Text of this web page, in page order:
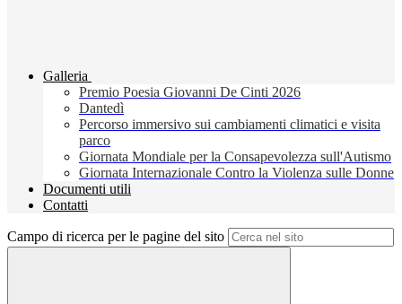
Galleria
Premio Poesia Giovanni De Cinti 2026
Dantedì
Percorso immersivo sui cambiamenti climatici e visita
parco
Giornata Mondiale per la Consapevolezza sull'Autismo
Giornata Internazionale Contro la Violenza sulle Donne
Documenti utili
Contatti
Campo di ricerca per le pagine del sito